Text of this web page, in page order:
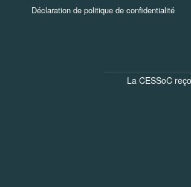
Déclaration de politique de confidentialité
La CESSoC